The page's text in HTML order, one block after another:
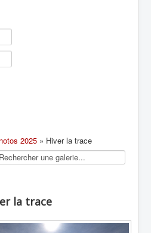
2025 » Hiver la trace
la trace